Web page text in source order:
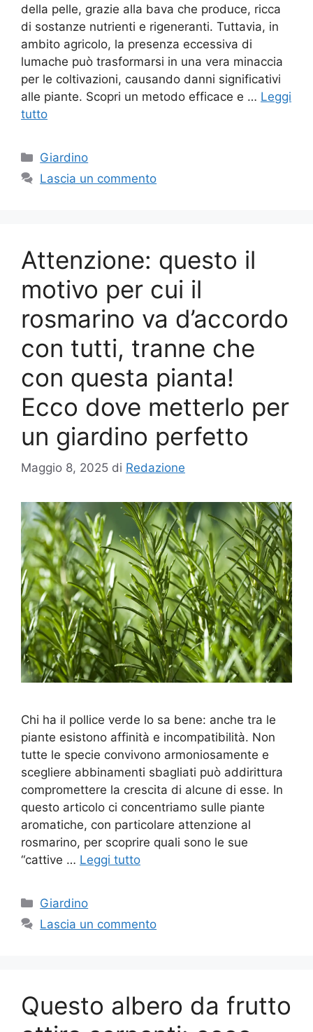
della pelle, grazie alla bava che produce, ricca
di sostanze nutrienti e rigeneranti. Tuttavia, in
ambito agricolo, la presenza eccessiva di
lumache può trasformarsi in una vera minaccia
per le coltivazioni, causando danni significativi
alle piante. Scopri un metodo efficace e … Leggi
tutto
Categorie
Giardino
Lascia un commento
Attenzione: questo il
motivo per cui il
rosmarino va d’accordo
con tutti, tranne che
con questa pianta!
Ecco dove metterlo per
un giardino perfetto
Maggio 8, 2025 di Redazione
Chi ha il pollice verde lo sa bene: anche tra le
piante esistono affinità e incompatibilità. Non
tutte le specie convivono armoniosamente e
scegliere abbinamenti sbagliati può addirittura
compromettere la crescita di alcune di esse. In
questo articolo ci concentriamo sulle piante
aromatiche, con particolare attenzione al
rosmarino, per scoprire quali sono le sue
“cattive … Leggi tutto
Categorie
Giardino
Lascia un commento
Questo albero da frutto